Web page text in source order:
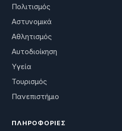
Πολιτισμός
Αστυνομικά
Αθλητισμός
Αυτοδιοίκηση
Υγεία
Τουρισμός
Πανεπιστήμιο
ΠΛΗΡΟΦΟΡΊΕΣ